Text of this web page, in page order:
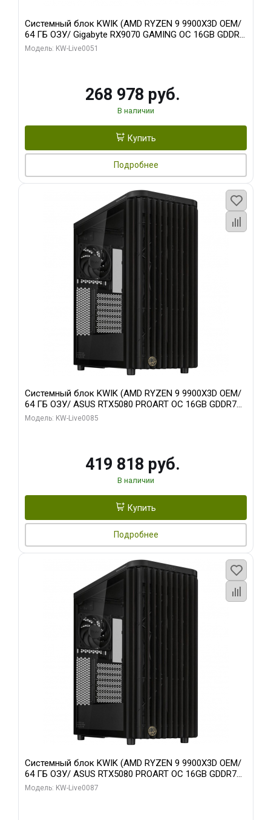
Системный блок KWIK (AMD RYZEN 9 9900X3D OEM/
64 ГБ ОЗУ/ Gigabyte RX9070 GAMING OC 16GB GDDR6
256bit 2xDP 2xH/ 960 ГБ SSD)
Модель: KW-Live0051
268 978 руб.
В наличии
Купить
Подробнее
Системный блок KWIK (AMD RYZEN 9 9900X3D OEM/
64 ГБ ОЗУ/ ASUS RTX5080 PROART OC 16GB GDDR7
256bit Type-C DP 2/ 960 ГБ SSD)
Модель: KW-Live0085
419 818 руб.
В наличии
Купить
Подробнее
Системный блок KWIK (AMD RYZEN 9 9900X3D OEM/
64 ГБ ОЗУ/ ASUS RTX5080 PROART OC 16GB GDDR7
256bit Type-C DP 2/ 1 ТБ SSD)
Модель: KW-Live0087